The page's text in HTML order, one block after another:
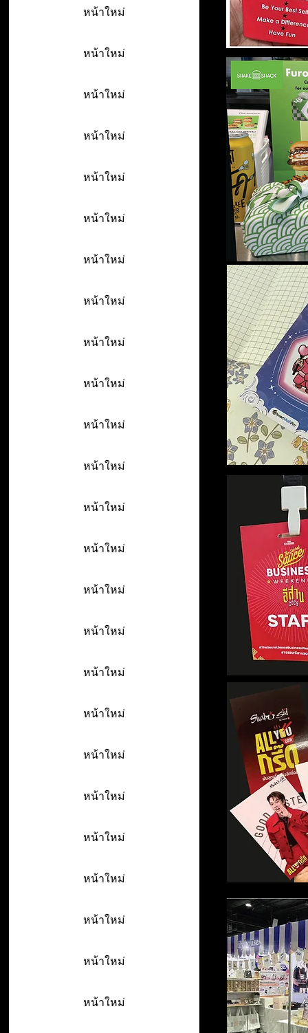
หน้าใหม่
หน้าใหม่
หน้าใหม่
หน้าใหม่
หน้าใหม่
หน้าใหม่
หน้าใหม่
หน้าใหม่
หน้าใหม่
หน้าใหม่
หน้าใหม่
หน้าใหม่
หน้าใหม่
หน้าใหม่
หน้าใหม่
หน้าใหม่
หน้าใหม่
หน้าใหม่
หน้าใหม่
หน้าใหม่
หน้าใหม่
หน้าใหม่
หน้าใหม่
หน้าใหม่
หน้าใหม่